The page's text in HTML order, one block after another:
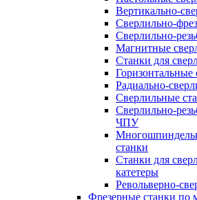
Вертикально-
Сверлильно-
Сверлильно-
Магнитные
Станки для
Горизонтальные
Радиально-
Сверлильные
Сверлильно-
ЧПУ
станки
Станки для
катетеры
Револьверно-
Фрезерные станки по